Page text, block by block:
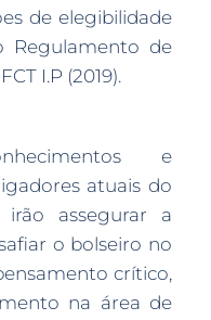
de elegibilidade
Regulamento de
I.P (2019).
e
atuais do
assegurar a
o bolseiro no
crítico,
na área de